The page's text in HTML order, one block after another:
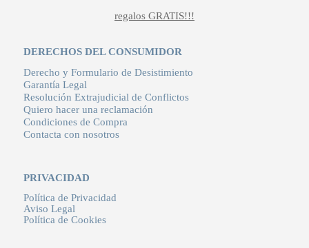
regalos GRATIS!!!
DERECHOS DEL CONSUMIDOR
Derecho y Formulario de Desistimiento
Garantía Legal
Resolución Extrajudicial de Conflictos
Quiero hacer una reclamación
Condiciones de Compra
Contacta con nosotros
PRIVACIDAD
Política de Privacidad
Aviso Legal
Política de Cookies